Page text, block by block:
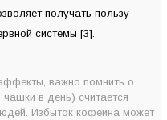
получать пользу
системы [3].
важно помнить о
в день) считается
Избыток кофеина может